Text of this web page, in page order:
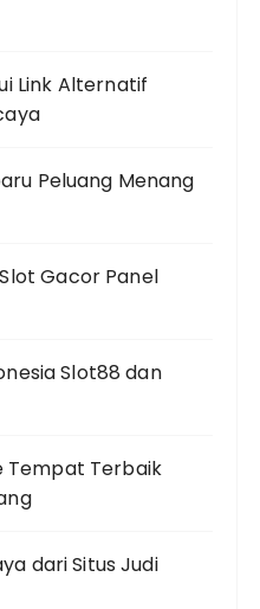
Link Alternatif
Peluang Menang
Gacor Panel
Slot88 dan
Tempat Terbaik
dari Situs Judi